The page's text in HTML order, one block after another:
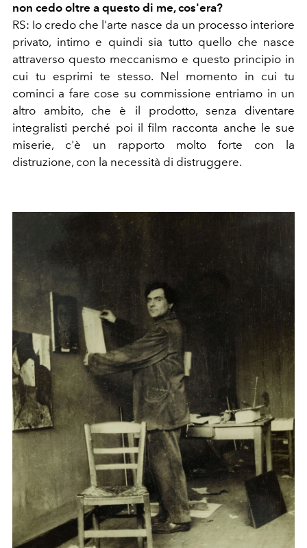
non cedo oltre a questo di me, cos'era?
RS: Io credo che l'arte nasce da un processo interiore
privato, intimo e quindi sia tutto quello che nasce
attraverso questo meccanismo e questo principio in
cui tu esprimi te stesso. Nel momento in cui tu
cominci a fare cose su commissione entriamo in un
altro ambito, che è il prodotto, senza diventare
integralisti perché poi il film racconta anche le sue
miserie, c'è un rapporto molto forte con la
distruzione, con la necessità di distruggere.